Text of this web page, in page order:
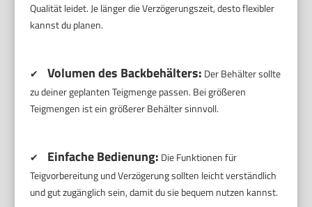
Qualität leidet. Je länger die Verzögerungszeit, desto flexibler
kannst du planen.
✔ Volumen des Backbehälters: Der Behälter sollte
zu deiner geplanten Teigmenge passen. Bei größeren
Teigmengen ist ein größerer Behälter sinnvoll.
✔ Einfache Bedienung: Die Funktionen für
Teigvorbereitung und Verzögerung sollten leicht verständlich
und gut zugänglich sein, damit du sie bequem nutzen kannst.